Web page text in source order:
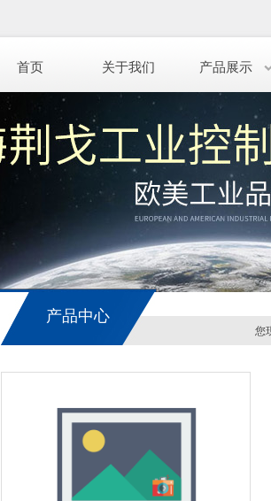
首页 关于我们 产品展示
产品中心
您